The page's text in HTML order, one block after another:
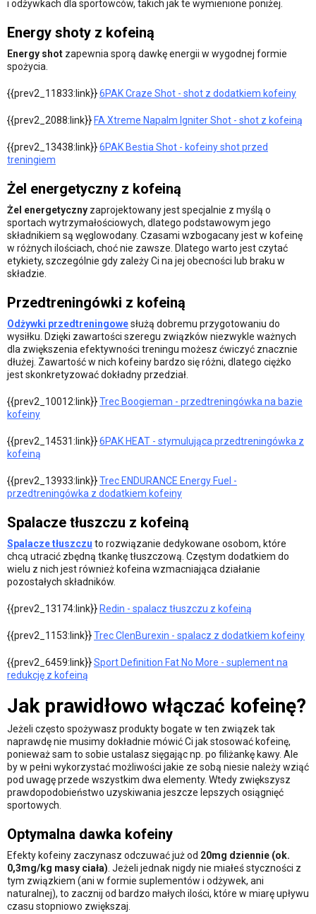
i odżywkach dla sportowców, takich jak te wymienione poniżej.
Energy shoty z kofeiną
Energy shot zapewnia sporą dawkę energii w wygodnej formie
spożycia.
{{prev2_11833:link}}6PAK Craze Shot - shot z dodatkiem kofeiny
{{prev2_2088:link}} FA Xtreme Napalm Igniter Shot - shot z kofeiną
{{prev2_13438:link}}6PAK Bestia Shot - kofeiny shot przed
treningiem
Żel energetyczny z kofeiną
Żel energetyczny zaprojektowany jest specjalnie z myślą o
sportach wytrzymałościowych, dlatego podstawowym jego
składnikiem są węglowodany. Czasami wzbogacany jest w kofeinę
w różnych ilościach, choć nie zawsze. Dlatego warto jest czytać
etykiety, szczególnie gdy zależy Ci na jej obecności lub braku w
składzie.
Przedtreningówki z kofeiną
Odżywki przedtreningowesłużą dobremu przygotowaniu do
wysiłku. Dzięki zawartości szeregu związków niezwykle ważnych
dla zwiększenia efektywności treningu możesz ćwiczyć znacznie
dłużej. Zawartość w nich kofeiny bardzo się różni, dlatego ciężko
jest skonkretyzować dokładny przedział.
{{prev2_10012:link}}Trec Boogieman - przedtreningówka na bazie
kofeiny
{{prev2_14531:link}}6PAK HEAT - stymulująca przedtreningówka z
kofeiną
{{prev2_13933:link}}Trec ENDURANCE Energy Fuel -
przedtreningówka z dodatkiem kofeiny
Spalacze tłuszczu z kofeiną
Spalacze tłuszczu to rozwiązanie dedykowane osobom, które
chcą utracić zbędną tkankę tłuszczową. Częstym dodatkiem do
wielu z nich jest również kofeina wzmacniająca działanie
pozostałych składników.
{{prev2_13174:link}} Redin - spalacz tłuszczu z kofeiną
{{prev2_1153:link}}Trec ClenBurexin - spalacz z dodatkiem kofeiny
{{prev2_6459:link}}Sport Definition Fat No More - suplement na
redukcję z kofeiną
Jak prawidłowo włączać kofeinę?
Jeżeli często spożywasz produkty bogate w ten związek tak
naprawdę nie musimy dokładnie mówić Ci jak stosować kofeinę,
ponieważ sam to sobie ustalasz sięgając np. po filiżankę kawy. Ale
by w pełni wykorzystać możliwości jakie ze sobą niesie należy wziąć
pod uwagę przede wszystkim dwa elementy. Wtedy zwiększysz
prawdopodobieństwo uzyskiwania jeszcze lepszych osiągnięć
sportowych.
Optymalna dawka kofeiny
Efekty kofeiny zaczynasz odczuwać już od 20mg dziennie (ok.
0,3mg/kg masy ciała) . Jeżeli jednak nigdy nie miałeś styczności z
tym związkiem (ani w formie suplementów i odżywek, ani
naturalnej), to zacznij od bardzo małych ilości, które w miarę upływu
czasu stopniowo zwiększaj.